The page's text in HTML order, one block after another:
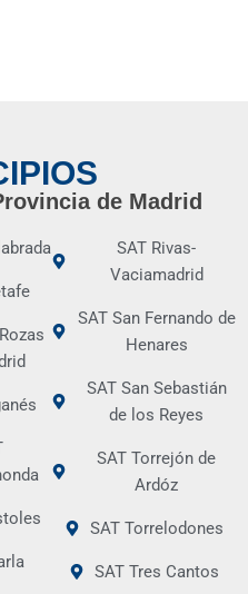
de Madrid
SAT Rivas-
Vaciamadrid
SAT San Fernando de
Henares
SAT San Sebastián
de los Reyes
SAT Torrejón de
Ardóz
SAT Torrelodones
SAT Tres Cantos